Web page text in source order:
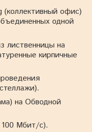
(коллективный офис)
одной
лиственницы на
кирпичные
на Обводной
Мбит/с).